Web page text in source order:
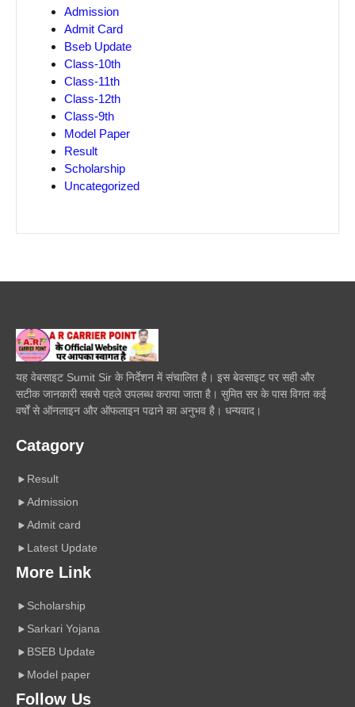
Admission
Admit Card
Bseb Update
Class-10th
Class-11th
Class-12th
Class-9th
Model Paper
Result
Scholarship
Uncategorized
यह वेबसाइट Sumit Sir के निर्देशन में संचालित है। इस बेवसाइट पर सही और
सटीक जानकारी सबसे पहले उपलब्ध कराया जाता है। सुमित सर के पास विगत कई
वर्षों से ऑनलाइन और ऑफलाइन पढाने का अनुभव है। धन्यवाद।
Catagory
Result
Admission
Admit card
Latest Update
More Link
Scholarship
Sarkari Yojana
BSEB Update
Model paper
Follow Us